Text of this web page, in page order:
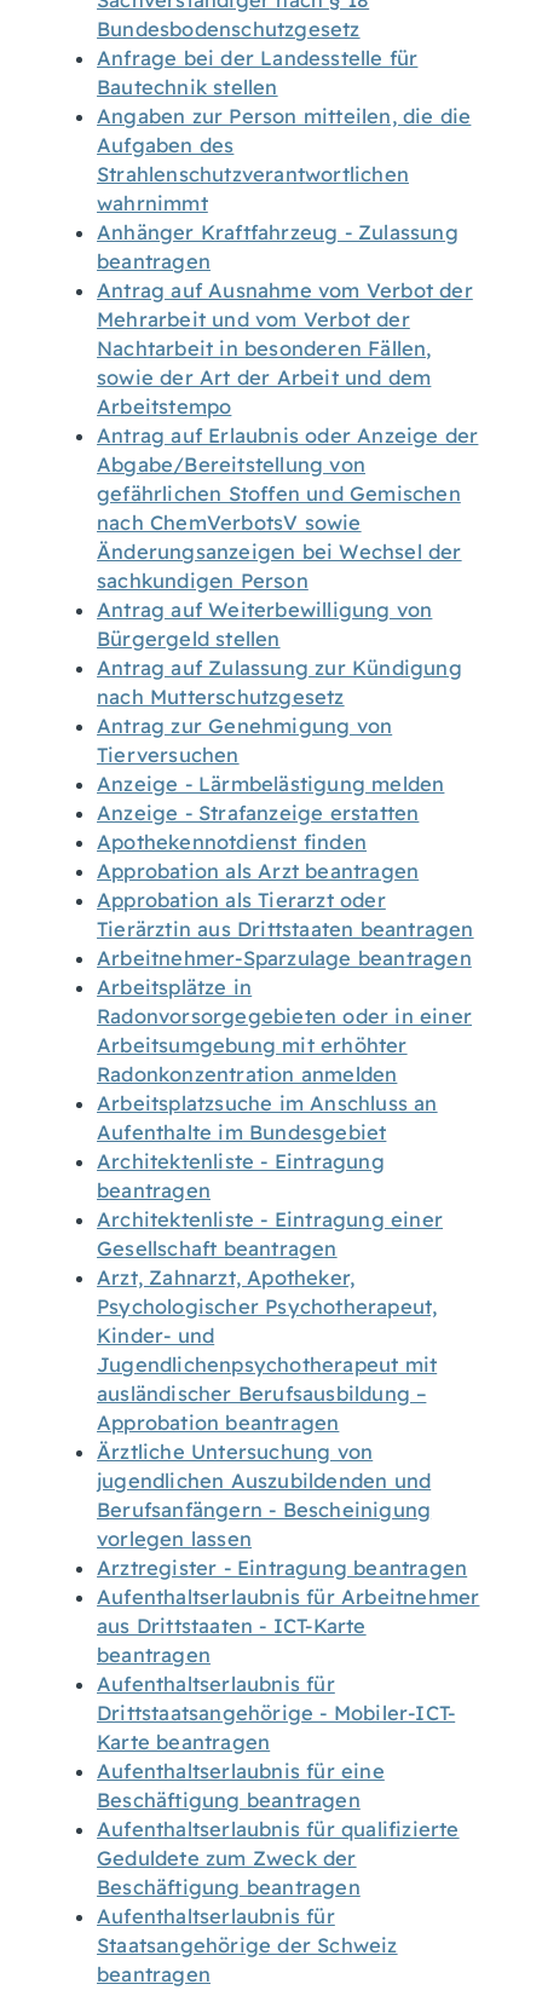
Bundesbodenschutzgesetz
Anfrage bei der Landesstelle für
Bautechnik stellen
Angaben zur Person mitteilen, die die
Aufgaben des
Strahlenschutzverantwortlichen
wahrnimmt
Anhänger Kraftfahrzeug - Zulassung
beantragen
Antrag auf Ausnahme vom Verbot der
Mehrarbeit und vom Verbot der
Nachtarbeit in besonderen Fällen,
sowie der Art der Arbeit und dem
Arbeitstempo
Antrag auf Erlaubnis oder Anzeige der
Abgabe/Bereitstellung von
gefährlichen Stoffen und Gemischen
nach ChemVerbotsV sowie
Änderungsanzeigen bei Wechsel der
sachkundigen Person
Antrag auf Weiterbewilligung von
Bürgergeld stellen
Antrag auf Zulassung zur Kündigung
nach Mutterschutzgesetz
Antrag zur Genehmigung von
Tierversuchen
Anzeige - Lärmbelästigung melden
Anzeige - Strafanzeige erstatten
Apothekennotdienst finden
Approbation als Arzt beantragen
Approbation als Tierarzt oder
Tierärztin aus Drittstaaten beantragen
Arbeitnehmer-Sparzulage beantragen
Arbeitsplätze in
Radonvorsorgegebieten oder in einer
Arbeitsumgebung mit erhöhter
Radonkonzentration anmelden
Arbeitsplatzsuche im Anschluss an
Aufenthalte im Bundesgebiet
Architektenliste - Eintragung
beantragen
Architektenliste - Eintragung einer
Gesellschaft beantragen
Arzt, Zahnarzt, Apotheker,
Psychologischer Psychotherapeut,
Kinder- und
Jugendlichenpsychotherapeut mit
ausländischer Berufsausbildung –
Approbation beantragen
Ärztliche Untersuchung von
jugendlichen Auszubildenden und
Berufsanfängern - Bescheinigung
vorlegen lassen
Arztregister - Eintragung beantragen
Aufenthaltserlaubnis für Arbeitnehmer
aus Drittstaaten - ICT-Karte
beantragen
Aufenthaltserlaubnis für
Drittstaatsangehörige - Mobiler-ICT-
Karte beantragen
Aufenthaltserlaubnis für eine
Beschäftigung beantragen
Aufenthaltserlaubnis für qualifizierte
Geduldete zum Zweck der
Beschäftigung beantragen
Aufenthaltserlaubnis für
Staatsangehörige der Schweiz
beantragen